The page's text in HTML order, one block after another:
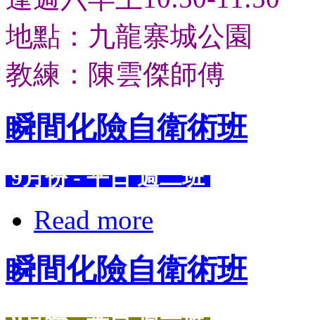
地點：九龍寨城公園
教練：陳雲傑師傅
瞬間化險自衛術班
9月份 - 平日 週二班
Read more
瞬間化險自衛術班